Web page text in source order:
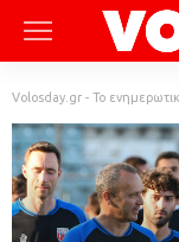
Volosday.gr - Το